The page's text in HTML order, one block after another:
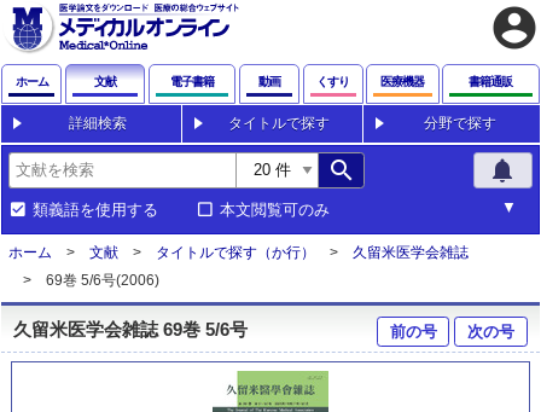
account_circle
ホーム 文献 電子書籍 動画 くすり 医療機器 書籍通販
詳細検索 タイトルで探す 分野で探す
search notifications
類義語を使用する 本文閲覧可のみ
ホーム 文献 タイトルで探す（か行）
久留米医学会雑誌
69巻 5/6号(2006)
久留米医学会雑誌 69巻 5/6号 前の号 次の号